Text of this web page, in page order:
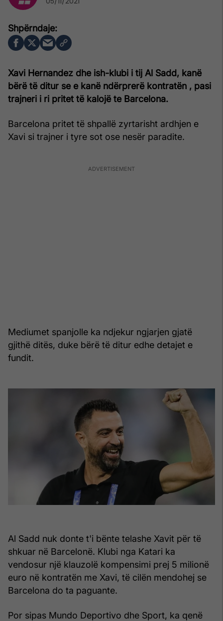
Xavi Hernandez dhe ish-klubi i tij Al Sadd, kanë
bërë të ditur se e kanë ndërprerë kontratën , pasi
trajneri i ri pritet të kalojë te Barcelona.
Barcelona pritet të shpallë zyrtarisht ardhjen e
Xavi si trajner i tyre sot ose nesër paradite.
Mediumet spanjolle ka ndjekur ngjarjen gjatë
gjithë ditës, duke bërë të ditur edhe detajet e
fundit.
Al Sadd nuk donte t'i bënte telashe Xavit për të
shkuar në Barcelonë. Klubi nga Katari ka
vendosur një klauzolë kompensimi prej 5 milionë
euro në kontratën me Xavi, të cilën mendohej se
Barcelona do ta paguante.
Por sipas Mundo Deportivo dhe Sport, ka qenë